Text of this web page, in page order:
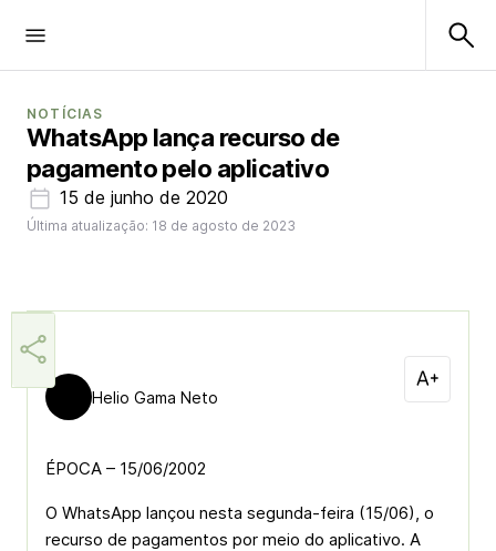
NOTÍCIAS
WhatsApp lança recurso de
pagamento pelo aplicativo
15 de junho de 2020
Última atualização: 18 de agosto de 2023
Helio Gama Neto
ÉPOCA – 15/06/2002
O WhatsApp lançou nesta segunda-feira (15/06), o
recurso de pagamentos por meio do aplicativo. A